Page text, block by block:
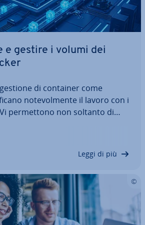
e gestire i volumi dei
di container come
no­te­vol­men­te il lavoro con i
per­met­to­no non soltanto di
altri container. Oltre a una pa­
Leggi di più